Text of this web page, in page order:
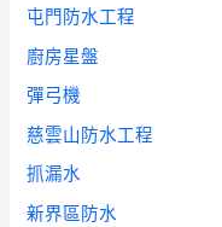
屯門防水工程
廚房星盤
彈弓機
慈雲山防水工程
抓漏水
新界區防水